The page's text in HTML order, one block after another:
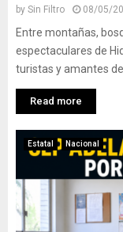
by Sin Filtro 08/05/
Entre montañas,
espectaculares de
turistas y amantes
Read more
Estatal Nacional